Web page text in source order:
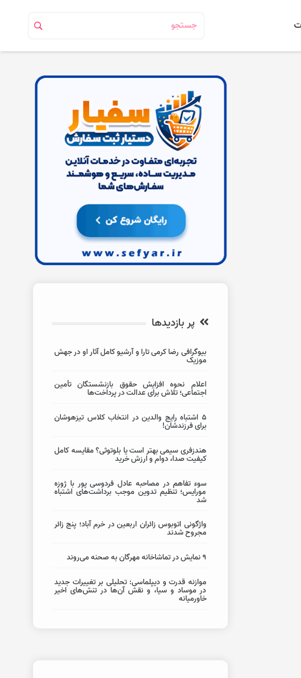
پر بازدیدها
بیوگرافی رضا کرمی تارا و آرشیو کامل آثار او در جهش
موزیک
اعلام نحوه افزایش حقوق بازنشستگان تأمین
اجتماعی؛ تلاش برای عدالت در پرداخت‌ها
5 اشتباه رایج والدین در انتخاب کلاس تیزهوشان
برای فرزندشان!
هندزفری سیمی بهتر است یا بلوتوثی؟ مقایسه کامل
کیفیت صدا، دوام و ارزش خرید
سوء تفاهم در مصاحبه عادل فردوسی پور با ژوزه
مورایس؛ تنظیم تدوین موجب برداشت‌های اشتباه
شد
واژگونی اتوبوس زائران اربعین در خرم آباد؛ پنج زائر
مجروح شدند
۹ نمایش در تماشاخانه مهرگان به صحنه می‌روند
موازنه قدرت و دیپلماسی: تحلیلی بر تغییرات جدید
در موساد و سیا، و نقش آن‌ها در تنش‌های اخیر
خاورمیانه